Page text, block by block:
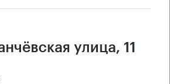
улица, 11